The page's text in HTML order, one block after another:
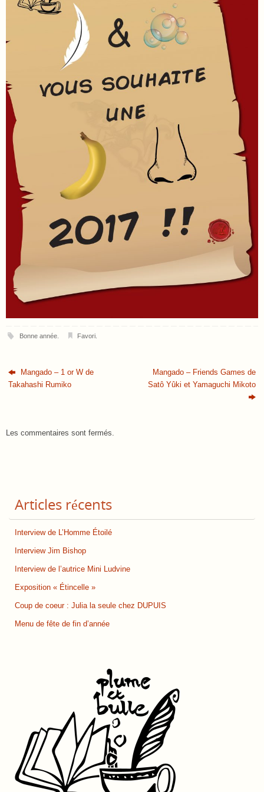
Bonne année. Favori
Mangado – 1 or W de
Takahashi Rumiko
Mangado – Friends Games de
Satô Yûki et Yamaguchi Mikoto
Les commentaires sont fermés.
Articles récents
Interview de L’Homme Étoilé
Interview Jim Bishop
Interview de l’autrice Mini Ludvine
Exposition « Étincelle »
Coup de coeur : Julia la seule chez DUPUIS
Menu de fête de fin d’année